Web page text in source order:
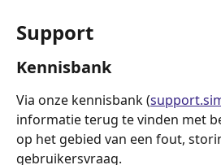
Support
Kennisbank
Via onze kennisbank (
informatie terug te vinden met
op het gebied van een fout,
gebruikersvraag.